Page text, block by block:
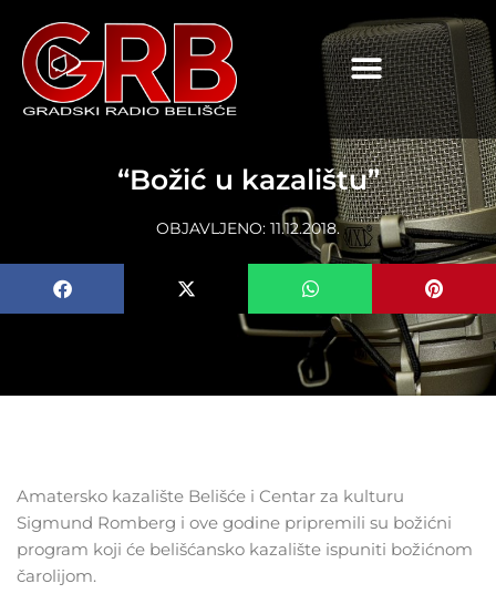
“Božić u kazalištu”
OBJAVLJENO: 11.12.2018.
Amatersko kazalište Belišće i Centar za kulturu
Sigmund Romberg i ove godine pripremili su božićni
program koji će belišćansko kazalište ispuniti božićnom
čarolijom.